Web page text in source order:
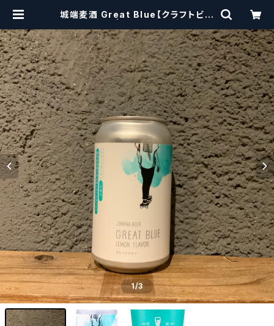
城端麦酒 Great Blue【クラフトビー
s
1/3